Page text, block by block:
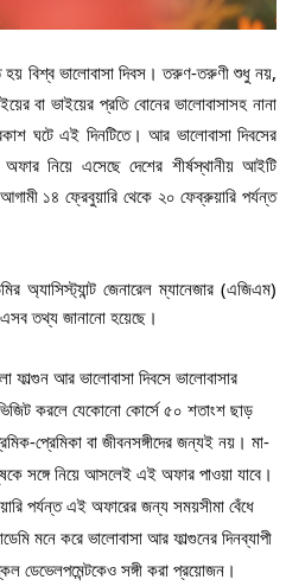
হয় বিশ্ব ভালোবাসা দিবস। তরুণ-তরুণী শুধু নয়,
বা ভাইয়ের প্রতি বোনের ভালোবাসাসহ নানা
ঘটে এই দিনটিতে। আর ভালোবাসা দিবসের
নিয়ে এসেছে দেশের শীর্ষস্থানীয় আইটি
১৪ ফ্রেবুয়ারি থেকে ২০ ফেব্রুয়ারি পর্যন্ত
অ্যাসিস্ট্যান্ট জেনারেল ম্যানেজার (এজিএম)
এসব তথ্য জানানো হয়েছে।
ফাল্গুন আর ভালোবাসা দিবসে ভালোবাসার
করলে যেকোনো কোর্সে ৫০ শতাংশ ছাড়
প্রেমিকা বা জীবনসঙ্গীদের জন্যই নয়। মা-
সঙ্গে নিয়ে আসলেই এই অফার পাওয়া যাবে।
পর্যন্ত এই অফারের জন্য সময়সীমা বেঁধে
মনে করে ভালোবাসা আর ফাল্গুনের দিনব্যাপী
ডেভেলপমেন্টকেও সঙ্গী করা প্রয়োজন।